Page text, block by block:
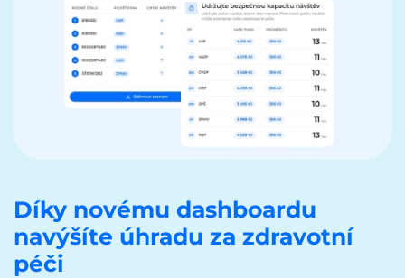
Díky novému dashboardu
navýšíte úhradu za zdravotní
péči